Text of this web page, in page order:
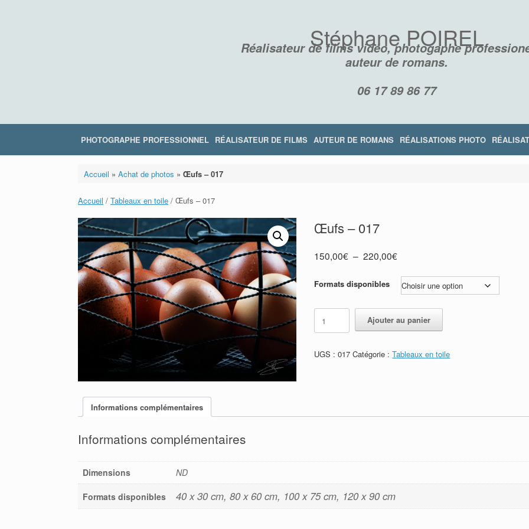
Stéphane POIREL
Réalisateur de films vidéo, photogaphe
auteur de romans.
06 17 89 86 77
PHOTOGRAPHE PROFESSIONNEL RÉALISATEUR DE FILMS AUTEUR DE ROMANS RÉALISATIONS PHOTO
Accueil » Achat de photos » Œufs – 017
Accueil / Tableaux en toile / Œufs – 017
Œufs – 017
150,00€ – 220,00€Plage
prix :
150,00€
à
220,00€
Formats disponibles
Œufs
017
Ajouter au panier
UGS :017 Catégorie :Tableaux en toile
Informations complémentaires
Informations complémentaires
Dimensions ND
Formats disponibles 40 x 30 cm, 80 x 60 cm, 100 x 75 cm, 120 x 90 cm
RÉSILIENCE
Résilience
disponible sur les 3
plateformes
mars 2026
Refonte de la